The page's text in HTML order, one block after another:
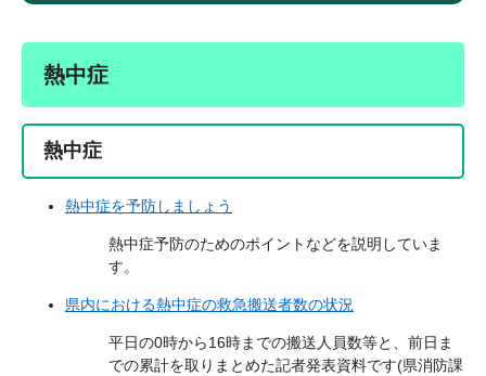
熱中症
熱中症
熱中症を予防しましょう
熱中症予防のためのポイントなどを説明していま
す。
県内における熱中症の救急搬送者数の状況
平日の0時から16時までの搬送人員数等と、前日ま
での累計を取りまとめた記者発表資料です(県消防課